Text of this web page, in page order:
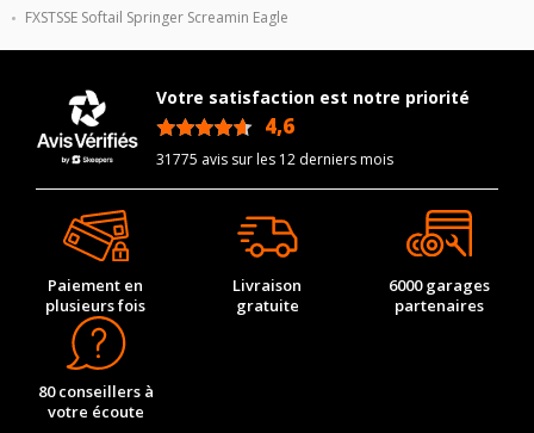
FXSTSSE Softail Springer Screamin Eagle
Votre satisfaction est notre priorité
4,6
31775 avis sur les 12 derniers mois
Paiement en
plusieurs fois
Livraison
gratuite
6000 garages
partenaires
80 conseillers à
votre écoute